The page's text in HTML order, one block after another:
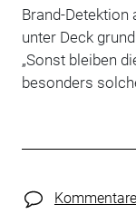
Brand-
unter Deck
„Sonst bleiben
besonders
Kommentare